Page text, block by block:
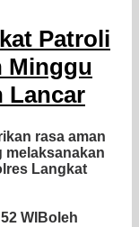
Patroli
Minggu
Lancar
rasa aman
melaksanakan
Langkat
WIBoleh